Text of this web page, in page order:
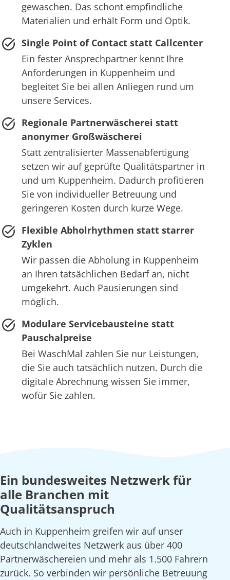
gewaschen. Das schont empfindliche
Materialien und erhält Form und Optik.
Single Point of Contact statt Callcenter
Ein fester Ansprechpartner kennt Ihre
Anforderungen in Kuppenheim und
begleitet Sie bei allen Anliegen rund um
unsere Services.
Regionale Partnerwäscherei statt
anonymer Großwäscherei
Statt zentralisierter Massenabfertigung
setzen wir auf geprüfte Qualitätspartner in
und um Kuppenheim. Dadurch profitieren
Sie von individueller Betreuung und
geringeren Kosten durch kurze Wege.
Flexible Abholrhythmen statt starrer
Zyklen
Wir passen die Abholung in Kuppenheim
an Ihren tatsächlichen Bedarf an, nicht
umgekehrt. Auch Pausierungen sind
möglich.
Modulare Servicebausteine statt
Pauschalpreise
Bei WaschMal zahlen Sie nur Leistungen,
die Sie auch tatsächlich nutzen. Durch die
digitale Abrechnung wissen Sie immer,
wofür Sie zahlen.
Ein bundesweites Netzwerk für
alle Branchen mit
Qualitätsanspruch
Auch in Kuppenheim greifen wir auf unser
deutschlandweites Netzwerk aus über 400
Partnerwäschereien und mehr als 1.500 Fahrern
zurück. So verbinden wir persönliche Betreuung